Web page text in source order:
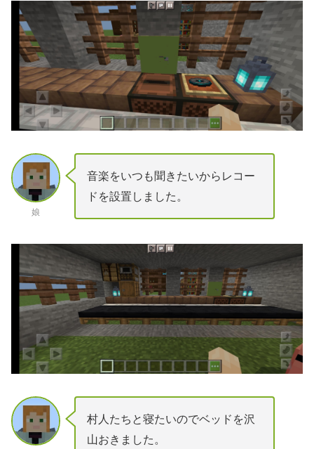
娘
音楽をいつも聞きたいからレコー
ドを設置しました。
村人たちと寝たいのでベッドを沢
山おきました。